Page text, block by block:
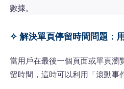
數據。
✧ 解決單頁停留時間問題：
當用戶在最後一個頁面或單頁瀏
留時間，這時可以利用「滾動事